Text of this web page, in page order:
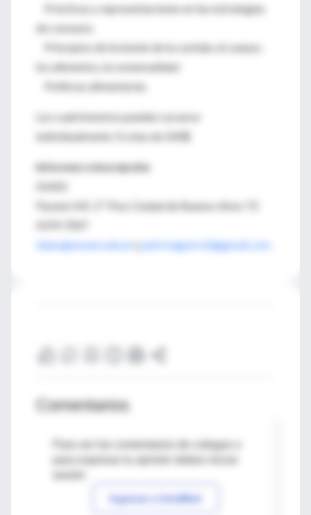
Prácticas y representaciones en las estrategias
de consumo
Principios de inclusión de la comida: el cuerpo,
los alimentos, la comensalidad
Políticas alimentarias
Los cuatrimestres pueden cursarse
individualmente 3 cotas de 500$
Informes e Inscripción
IDAES
Paraná 145. 5º Piso Ciudad de Buenos Aires TE
4374 7007
idaes@unsam.edu.ar
|patriciaguirre2@gmail.com
Comentarios
Para ver los comentarios de colegas o
Ingresar a IntraMed